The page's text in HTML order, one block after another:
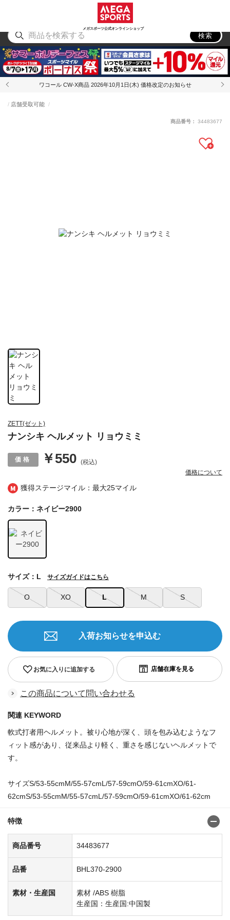
メガスポーツ公式オンラインショップ
アウトドア
検索
ワコール CW-X商品 2026年10月1日(木) 価格改定のお知らせ
獲得ステージマイル：最大25マイル
ZETT(ゼット)
ナンシキ ヘルメット リョウミミ
店舗受取可能
￥550 (税込)
価格について
商品番号： 34483677
カラー：ネイビー2900
O XO L M S
サイズ：L サイズガイドはこちら
お気に入りに追加する
入荷お知らせを申込む
この商品について問い合わせる
関連 KEYWORD
軟式打者用ヘルメット。被り心地が深く、頭を包み込むようなフ
ィット感があり、従来品より軽く、重さを感じないヘルメットで
す。
サイズS/53-55cmM/55-57cmL/57-59cmO/59-61cmXO/61-
62cmS/53-55cmM/55-57cmL/57-59cmO/59-61cmXO/61-62cm
特徴
商品番号 34483677
品番 BHL370-2900
素材・生産国
素材 /ABS 樹脂
生産国：生産国:中国製